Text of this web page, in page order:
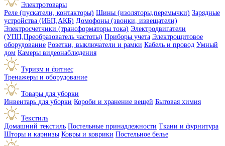
Электротовары
Реле (пускатели, контакторы) Шины (изоляторы,перемычки) Зарядные
устройства (ИБП,АКБ) Домофоны (звонки, извещатели)
Электросчетчики (трансформаторы тока) Электродвигатели
(УПП,Преобразователь частоты) Приборы учета Электрощитовое
оборудование Розетки, выключатели и рамки Кабель и провод Умный
дом Камеры видеонаблюдения
Туризм и фитнес
Тренажеры и оборудование
Товары для уборки
Инвентарь для уборки Короби и хранение вещей Бытовая химия
Текстиль
Домашний текстиль Постельные принадлежности Ткани и фурнитура
Шторы и карнизы Ковры и коврики Постельное белье